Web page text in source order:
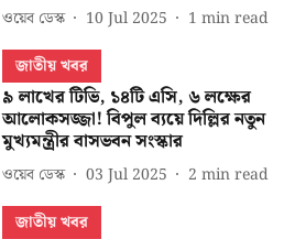
ওয়েব ডেস্ক 10 Jul 2025 1 min read
জাতীয় খবর
৯ লাখের টিভি, ১৪টি এসি, ৬ লক্ষের
আলোকসজ্জা! বিপুল ব্যয়ে দিল্লির নতুন
মুখ্যমন্ত্রীর বাসভবন সংস্কার
ওয়েব ডেস্ক 03 Jul 2025 2 min read
জাতীয় খবর